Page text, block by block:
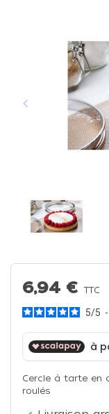
Précédent
keyboard_arrow_left
6,94 €TTC
5/5 -
Cercle à tarte en
roulés